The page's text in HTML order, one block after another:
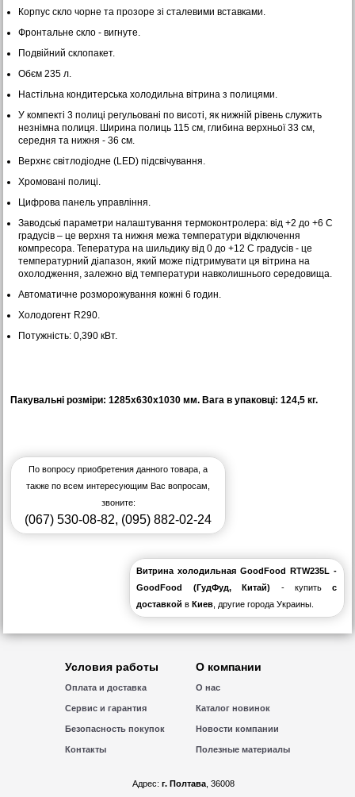
Корпус скло чорне та прозоре зі сталевими вставками.
Фронтальне скло - вигнуте.
Подвійний склопакет.
Обєм 235 л.
Настільна кондитерська холодильна вітрина з полицями.
У компекті 3 полиці регульовані по висоті, як нижній рівень служить
незнімна полиця. Ширина полиць 115 см, глибина верхньої 33 см,
середня та нижня - 36 см.
Верхнє світлодіодне (LED) підсвічування.
Хромовані полиці.
Цифрова панель управління.
Заводські параметри налаштування термоконтролера: від +2 до +6 С
градусів – це верхня та нижня межа температури відключення
компресора. Тепература на шильдику від 0 до +12 С градусів - це
температурний діапазон, який може підтримувати ця вітрина на
охолодження, залежно від температури навколишнього середовища.
Автоматичне розморожування кожні 6 годин.
Холодогент R290.
Потужність: 0,390 кВт.
Пакувальні розміри: 1285х630х1030 мм. Вага в упаковці: 124,5 кг.
По вопросу приобретения данного товара, а
также по всем интересующим Вас вопросам,
звоните:
(067) 530-08-82, (095) 882-02-24
Витрина холодильная GoodFood RTW235L -
GoodFood (ГудФуд, Китай) - купитьс
доставкой вКиев , другие города Украины.
Условия работы
Оплата и доставка
Сервис и гарантия
Безопасность покупок
Контакты
О компании
О нас
Каталог новинок
Новости компании
Полезные материалы
Адрес: г. Полтава, 36008